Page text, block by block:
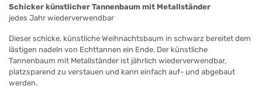
Schicker künstlicher Tannenbaum mit Metallständer
jedes Jahr wiederverwendbar
Dieser schicke, künstliche Weihnachtsbaum in schwarz bereitet dem
lästigen nadeln von Echttannen ein Ende. Der künstliche
Tannenbaum mit Metallständer ist jährlich wiederverwendbar,
platzsparend zu verstauen und kann einfach auf- und abgebaut
werden.